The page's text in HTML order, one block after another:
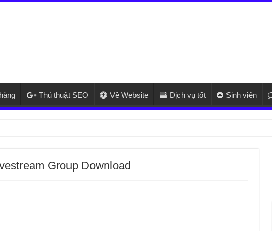
Thủ thuật SEO Về Website Dịch vụ tốt Sinh viên
Phát – cửa hàng sửa điều hòa u
Group Download